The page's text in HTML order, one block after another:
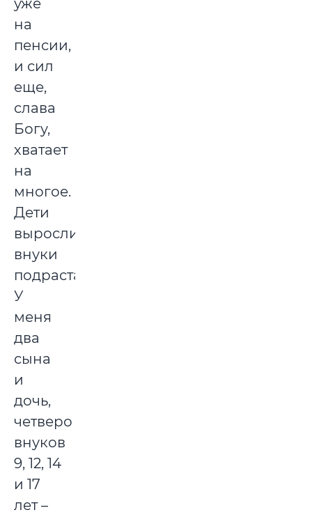
уже
на
пенсии,
и сил
еще,
слава
Богу,
хватает
на
многое.
Дети
выросли,
внуки
подрастают.
У
меня
два
сына
и
дочь,
четверо
внуков
9, 12, 14
и 17
лет –